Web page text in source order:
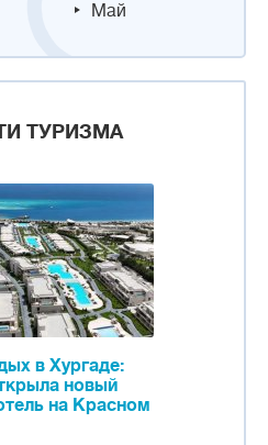
Май
ТУРИЗМА
в Хургаде:
новый
на Красном